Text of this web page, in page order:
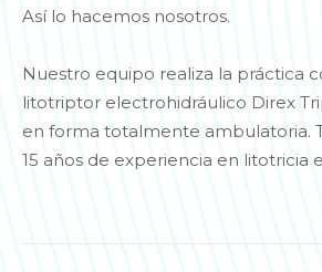
Así lo hacemos nosotros.
Nuestro equipo realiza la práctica
litotriptor electrohidráulico Direx
en forma totalmente ambulatoria.
15 años de experiencia en litotricia